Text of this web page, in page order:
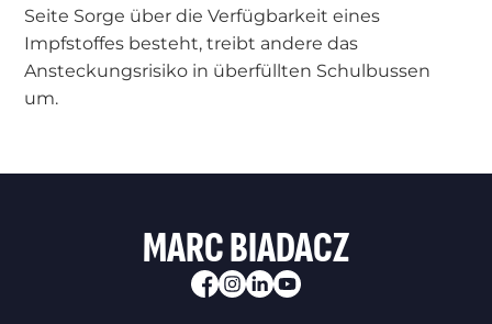
Seite Sorge über die Verfügbarkeit eines
Impfstoffes besteht, treibt andere das
Ansteckungsrisiko in überfüllten Schulbussen
um.
MARC BIADACZ